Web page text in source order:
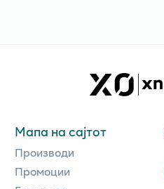
Мапа на сајтот
Производи
Промоции